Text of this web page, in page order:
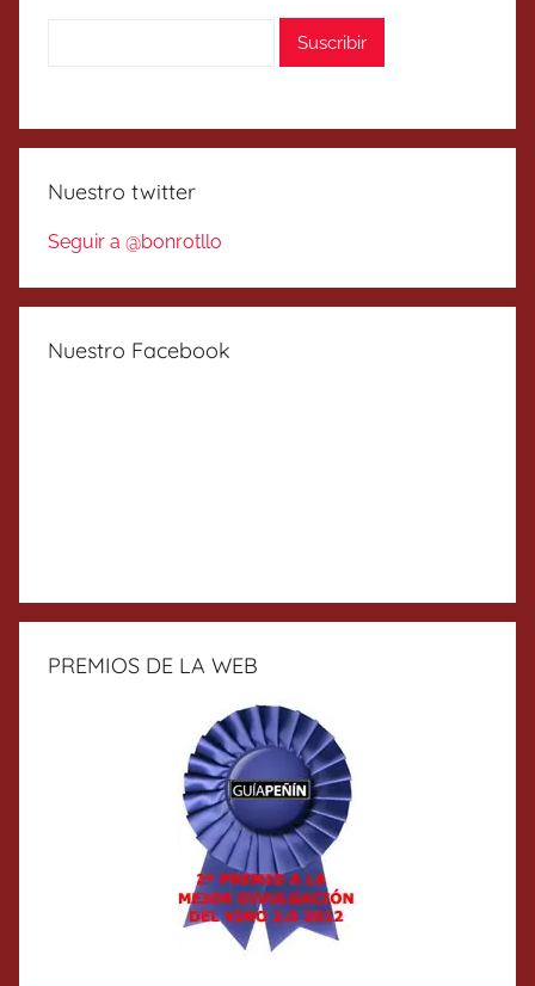
Nuestro twitter
Seguir a @bonrotllo
Nuestro Facebook
PREMIOS DE LA WEB